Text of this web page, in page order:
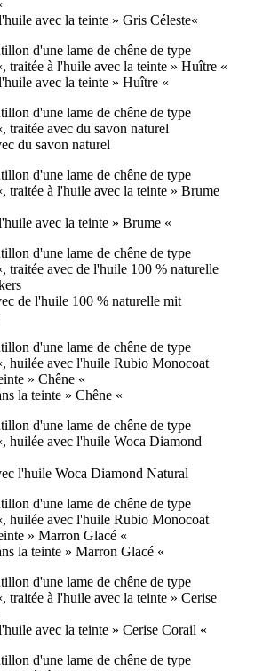
avec la teinte » Gris Céleste«
avec la teinte » Huître «
du savon naturel
avec la teinte » Brume «
de l'huile 100 % naturelle mit
la teinte » Chêne «
l'huile Woca Diamond Natural
la teinte » Marron Glacé «
avec la teinte » Cerise Corail «